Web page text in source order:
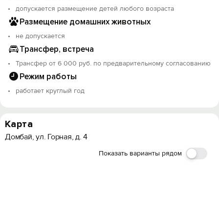
допускается размещение детей любого возраста
Размещение домашних животных
не допускается
Трансфер, встреча
Трансфер от 6 000 руб. по предварительному согласованию
Режим работы
работает круглый год
Карта
Домбай, ул. Горная, д. 4
Показать варианты рядом